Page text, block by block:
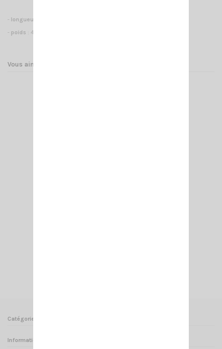
- longueur
- poids : 480g
Vous aimerez aussi
Catégories
Informations